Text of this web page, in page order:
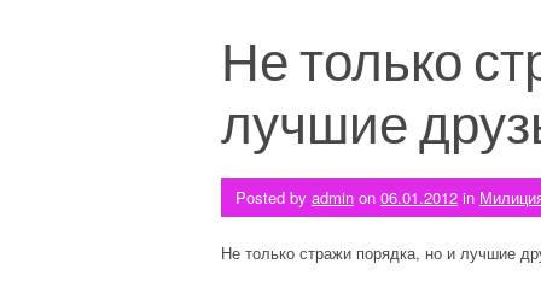
Не только
лучшие
Posted by admin on 06.01.2012 in
Не только стражи порядка, но и лучшие